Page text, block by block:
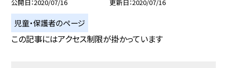
公開日 2020/07/16 更新日 2020/07/16
児童・保護者のページ
この記事にはアクセス制限が掛かっています